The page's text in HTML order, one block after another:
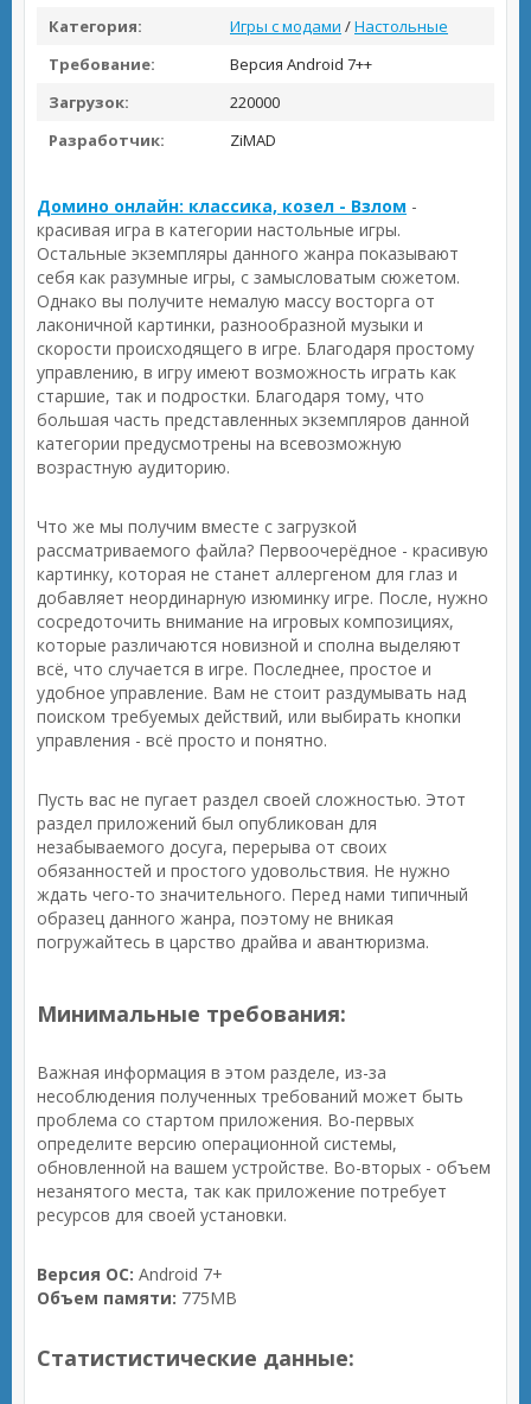
Категория:
Игры с модами /Настольные
Требование:
Версия Android 7++
Загрузок:
220000
Разработчик:
ZiMAD
Домино онлайн: классика, козел - Взлом -
красивая игра в категории настольные игры.
Остальные экземпляры данного жанра показывают
себя как разумные игры, с замысловатым сюжетом.
Однако вы получите немалую массу восторга от
лаконичной картинки, разнообразной музыки и
скорости происходящего в игре. Благодаря простому
управлению, в игру имеют возможность играть как
старшие, так и подростки. Благодаря тому, что
большая часть представленных экземпляров данной
категории предусмотрены на всевозможную
возрастную аудиторию.
Что же мы получим вместе с загрузкой
рассматриваемого файла? Первоочерёдное - красивую
картинку, которая не станет аллергеном для глаз и
добавляет неординарную изюминку игре. После, нужно
сосредоточить внимание на игровых композициях,
которые различаются новизной и сполна выделяют
всё, что случается в игре. Последнее, простое и
удобное управление. Вам не стоит раздумывать над
поиском требуемых действий, или выбирать кнопки
управления - всё просто и понятно.
Пусть вас не пугает раздел своей сложностью. Этот
раздел приложений был опубликован для
незабываемого досуга, перерыва от своих
обязанностей и простого удовольствия. Не нужно
ждать чего-то значительного. Перед нами типичный
образец данного жанра, поэтому не вникая
погружайтесь в царство драйва и авантюризма.
Минимальные требования:
Важная информация в этом разделе, из-за
несоблюдения полученных требований может быть
проблема со стартом приложения. Во-первых
определите версию операционной системы,
обновленной на вашем устройстве. Во-вторых - объем
незанятого места, так как приложение потребует
ресурсов для своей установки.
Версия ОС: Android 7+
Объем памяти: 775MB
Статистистические данные: